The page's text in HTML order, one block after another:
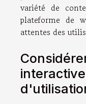
variété de
plateforme de
attentes des